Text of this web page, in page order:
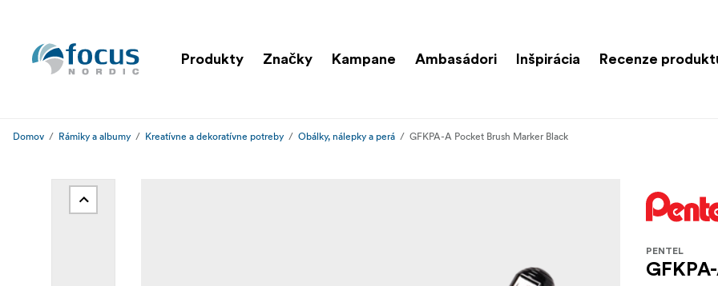
Produkty Značky Kampane Ambasádori Inšpirácia Recenze
Domov Rámiky a albumy Kreatívne a dekoratívne potreby Obálky, nálepky a perá GFKPA-A Pocket Brush Marker Black
PENTEL